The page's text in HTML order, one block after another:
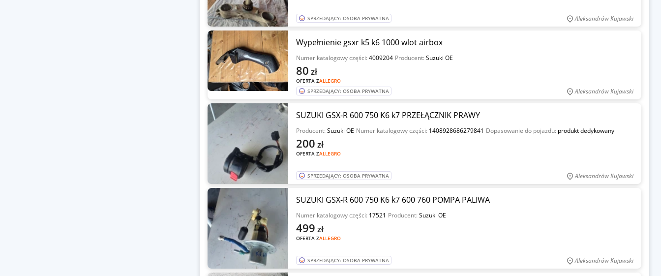
SPRZEDAJĄCY: OSOBA PRYWATNA Aleksandrów Kujawski
Wypełnienie gsxr k5 k6 1000 wlot airbox
Numer katalogowy części:4009204 Producent:Suzuki OE
OFERTA ZALLEGRO
80 zł
SPRZEDAJĄCY: OSOBA PRYWATNA Aleksandrów Kujawski
SUZUKI GSX-R 600 750 K6 k7 PRZEŁĄCZNIK PRAWY
Producent:Suzuki OE Numer katalogowy części: 1408928686279841 Dopasowanie do pojazdu: produkt dedykowany
OFERTA ZALLEGRO
200 zł
SPRZEDAJĄCY: OSOBA PRYWATNA Aleksandrów Kujawski
SUZUKI GSX-R 600 750 K6 k7 600 760 POMPA PALIWA
Numer katalogowy części: 17521 Producent:Suzuki OE
OFERTA ZALLEGRO
499 zł
SPRZEDAJĄCY: OSOBA PRYWATNA Aleksandrów Kujawski